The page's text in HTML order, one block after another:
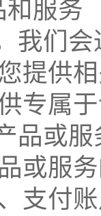
和服务
我们
提供
专属
品或
或服
支付